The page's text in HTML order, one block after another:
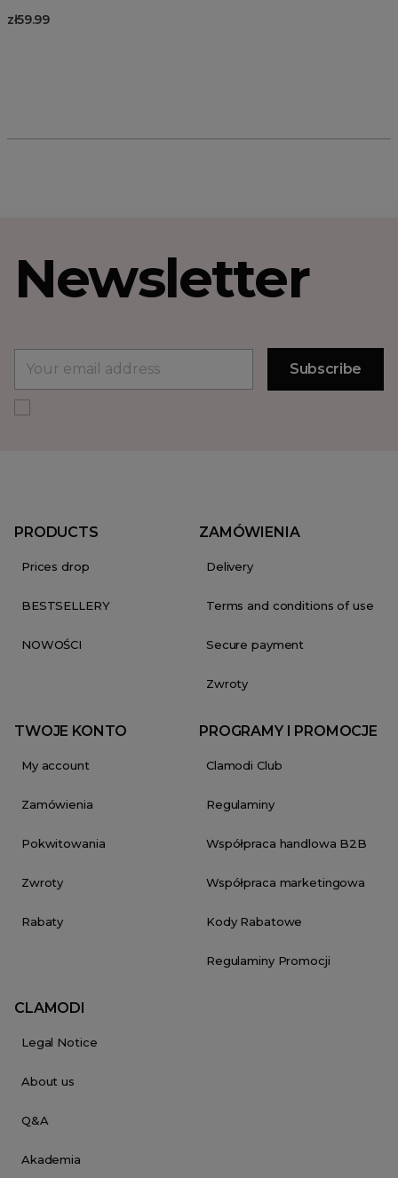
zł59.99
Newsletter
PRODUCTS
Prices drop
BESTSELLERY
NOWOŚCI
ZAMÓWIENIA
Delivery
Terms and conditions of use
Secure payment
Zwroty
TWOJE KONTO
My account
Zamówienia
Pokwitowania
Zwroty
Rabaty
PROGRAMY I PROMOCJE
Clamodi Club
Regulaminy
Współpraca handlowa B2B
Współpraca marketingowa
Kody Rabatowe
Regulaminy Promocji
CLAMODI
Legal Notice
About us
Q&A
Akademia